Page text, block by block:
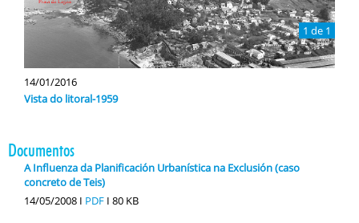
1 de 1
14/01/2016
Vista do litoral-1959
Documentos
A Influenza da Planificación Urbanística na Exclusión (caso
concreto de Teis)
14/05/2008 I PDF I 80 KB